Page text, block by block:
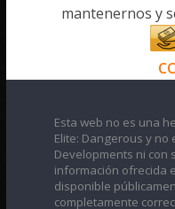
mantenernos y
Esta web no es una
Elite: Dangerous y
Developments ni con
información ofrecida
disponible
completamente